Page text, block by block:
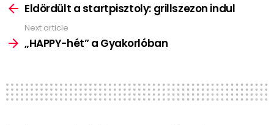
moreEldördült a startpisztoly: grillszezon indul
Next article
„HAPPY-hét” a Gyakorlóban